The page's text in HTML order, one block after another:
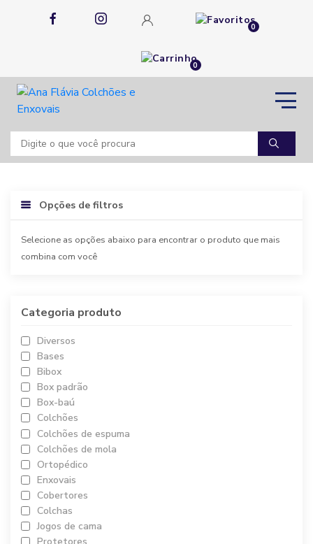
0
0
Opções de filtros
Selecione as opções abaixo para encontrar o produto que mais
combina com você
Categoria produto
Diversos
Bases
Bibox
Box padrão
Box-baú
Colchões
Colchões de espuma
Colchões de mola
Ortopédico
Enxovais
Cobertores
Colchas
Jogos de cama